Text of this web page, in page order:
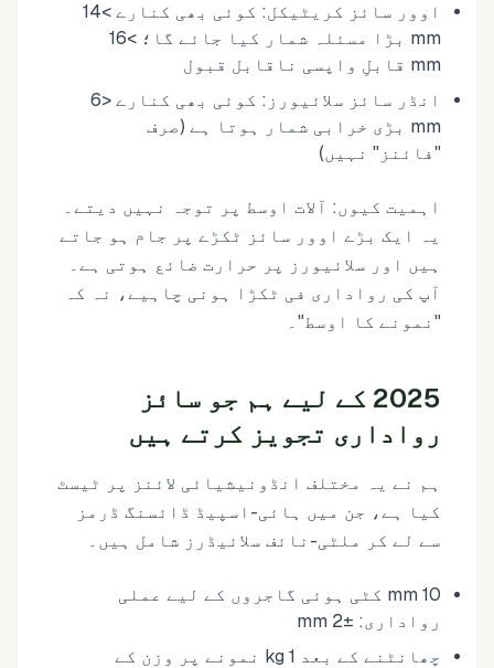
اوور سائز کریٹیکل: کوئی بھی کنارے >14
mm بڑا مسئلہ شمار کیا جائے گا؛ >16
mm قابلِ واپسی ناقابل قبول
انڈر سائز سلائیورز: کوئی بھی کنارے <6
mm بڑی خرابی شمار ہوتا ہے (صرف
"فائنز" نہیں)
اہمیت کیوں: آلات اوسط پر توجہ نہیں دیتے۔
یہ ایک بڑے اوور سائز ٹکڑے پر جام ہو جاتے
ہیں اور سلائیورز پر حرارت ضائع ہوتی ہے۔
آپ کی رواداری فی ٹکڑا ہونی چاہیے، نہ کہ
"نمونے کا اوسط"۔
2025 کے لیے ہم جو سائز
رواداری تجویز کرتے ہیں
ہم نے یہ مختلف انڈونیشیائی لائنز پر ٹیسٹ
کیا ہے، جن میں ہائی-اسپیڈ ڈائسنگ ڈرمز
سے لے کر ملٹی-نائف سلائیڈرز شامل ہیں۔
10 mm کٹی ہوئی گاجروں کے لیے عملی
رواداری: ±2 mm
چھانٹنے کے بعد 1 kg نمونے پر وزن کے